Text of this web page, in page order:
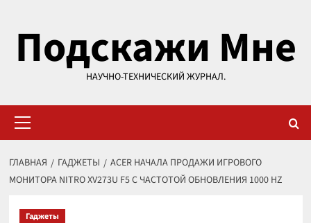
содержимому
Подскажи Мне
НАУЧНО-ТЕХНИЧЕСКИЙ ЖУРНАЛ.
меню
ГЛАВНАЯ ГАДЖЕТЫ
ACER НАЧАЛА ПРОДАЖИ ИГРОВОГО
МОНИТОРА NITRO XV273U F5 С ЧАСТОТОЙ ОБНОВЛЕНИЯ 1000 HZ
Гаджеты